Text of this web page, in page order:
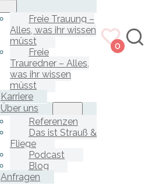
Freie Trauung –
Alles, was ihr wissen
müsst
Freie
Trauredner – Alles,
was ihr wissen
müsst
Karriere
Über uns
Referenzen
Das ist Strauß &
Fliege
Podcast
Blog
Anfragen
0